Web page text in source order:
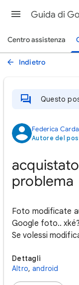
Guida di
Centro assistenza
Indietro
Questo
Federica
Autore del
problema
Foto modificate
Google foto..
Se volessi
Dettagli
Altro, android